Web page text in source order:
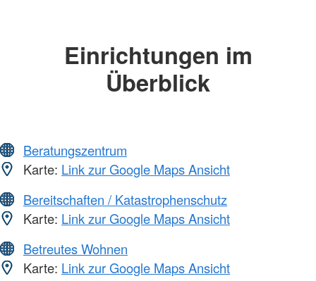
Einrichtungen im
Überblick
Beratungszentrum
Karte: Link zur Google Maps Ansicht
Bereitschaften / Katastrophenschutz
Karte: Link zur Google Maps Ansicht
Betreutes Wohnen
Karte: Link zur Google Maps Ansicht